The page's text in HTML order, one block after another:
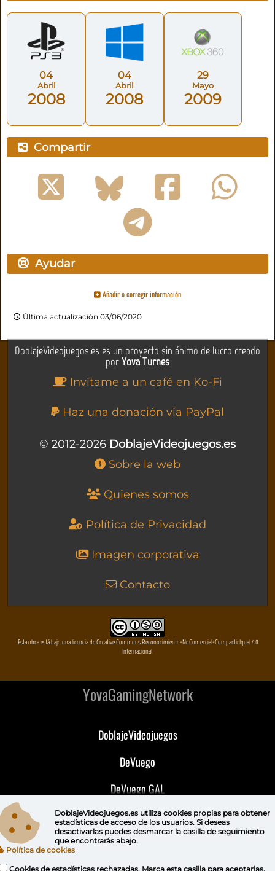
04
Abril
2008
04
Abril
2008
29
Mayo
2009
Compartir
Ayudar
Añadir o corregir información
Última actualización 03/06/2020
DoblajeVideojuegos.es es un proyecto sin ánimo de lucro creado
porYova Turnes
Invítame a un café en Ko-Fi
Haz una donación vía PayPal
© 2012-2026 DoblajeVideojuegos.es
Sobre la web
Quienes somos
Política de Privacidad
Imagen corporativa
Contacto
Esta obra está bajo una licencia de Creative Commons Reconocimiento-NoComercial-CompartirIgual 4.0
Internacional
YovaGamingNetwork
DoblajeVideojuegos
DeVuego
DeVuego GAL
DeVuego LATAM
DeVuego Portugal
DoblajeVideojuegos.es utiliza cookies propiaspara obtener
estadísticas de acceso de los usuarios. Si deseas
desactivarlas puedes desmarcar la casilla de seguimiento
que encontrarás abajo.
Política de cookies
Cookies de estadísticas rechazadas. Marca esta casilla para aceptarlas.